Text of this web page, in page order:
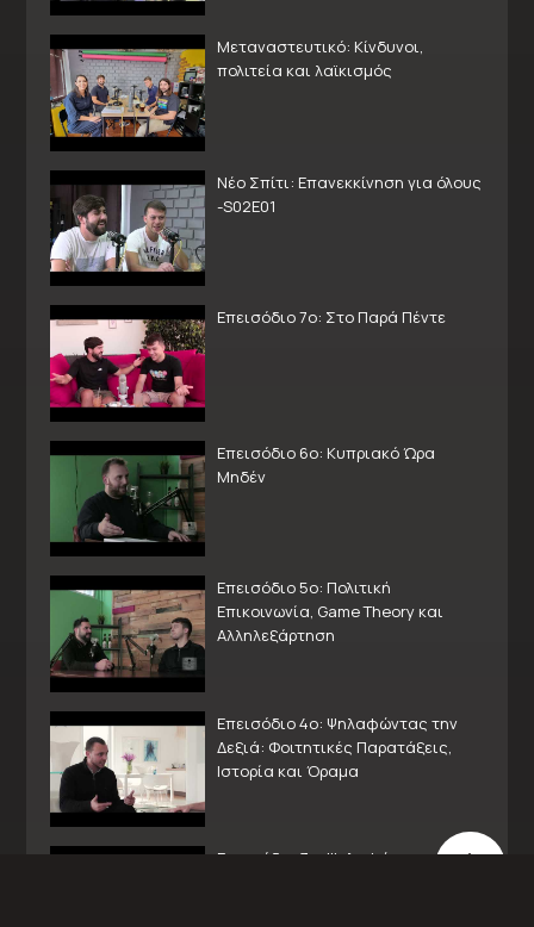
Μεταναστευτικό: Κίνδυνοι,
πολιτεία και λαϊκισμός
Νέο Σπίτι: Επανεκκίνηση για όλους
-S02E01
Επεισόδιο 7ο: Στο Παρά Πέντε
Επεισόδιο 6ο: Κυπριακό Ώρα
Μηδέν
Επεισόδιο 5ο: Πολιτική
Επικοινωνία, Game Theory και
Αλληλεξάρτηση
Επεισόδιο 4o: Ψηλαφώντας την
Δεξιά: Φοιτητικές Παρατάξεις,
Ιστορία και Όραμα
Επεισόδιο 3ο: Ψηλαφώντας την